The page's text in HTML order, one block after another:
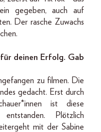
gegeben, auch auf
Der rasche Zuwachs
deinen Erfolg. Gab
zu filmen. Die
gedacht. Erst durch
ist diese
entstanden. Plötzlich
mit der Sabine